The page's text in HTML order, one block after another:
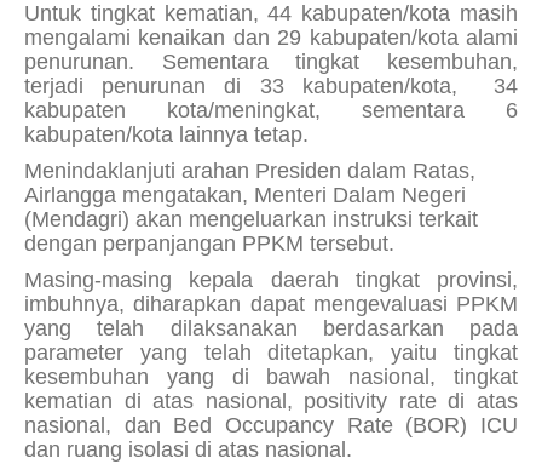
Untuk tingkat kematian, 44 kabupaten/kota masih
mengalami kenaikan dan 29 kabupaten/kota alami
penurunan. Sementara tingkat kesembuhan,
terjadi penurunan di 33 kabupaten/kota, 34
kabupaten kota/meningkat, sementara 6
kabupaten/kota lainnya tetap.
Menindaklanjuti arahan Presiden dalam Ratas,
Airlangga mengatakan, Menteri Dalam Negeri
(Mendagri) akan mengeluarkan instruksi terkait
dengan perpanjangan PPKM tersebut.
Masing-masing kepala daerah tingkat provinsi,
imbuhnya, diharapkan dapat mengevaluasi PPKM
yang telah dilaksanakan berdasarkan pada
parameter yang telah ditetapkan, yaitu tingkat
kesembuhan yang di bawah nasional, tingkat
kematian di atas nasional, positivity ratedi atas
nasional, dan Bed Occupancy Rate(BOR) ICU
dan ruang isolasi di atas nasional.